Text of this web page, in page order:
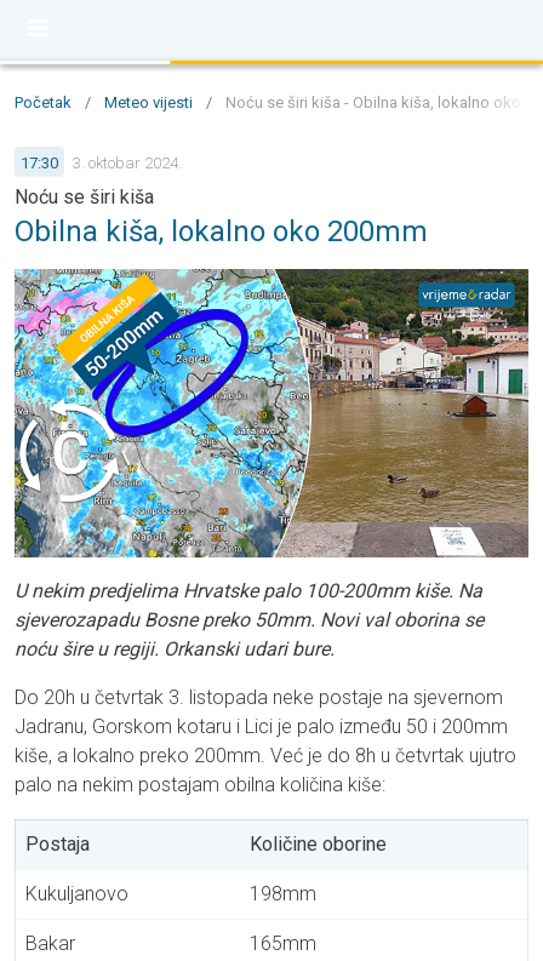
Početak / Meteo vijesti / Noću se širi kiša - Obilna kiša, lokalno oko
17:30 3. oktobar 2024.
Noću se širi kiša
Obilna kiša, lokalno oko 200mm
U nekim predjelima Hrvatske palo 100-200mm kiše. Na
sjeverozapadu Bosne preko 50mm. Novi val oborina se
noću šire u regiji. Orkanski udari bure.
Do 20h u četvrtak 3. listopada neke postaje na sjevernom
Jadranu, Gorskom kotaru i Lici je palo između 50 i 200mm
kiše, a lokalno preko 200mm. Već je do 8h u četvrtak ujutro
palo na nekim postajam obilna količina kiše:
Postaja Količine oborine
Kukuljanovo 198mm
Bakar 165mm